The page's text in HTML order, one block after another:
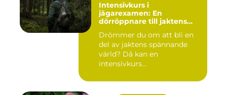
Intensivkurs i
jägarexamen: En
dörröppnare till jaktens
Drömmer du om att bli en
del av jaktens spännande
värld? Då kan en
intensivkurs...